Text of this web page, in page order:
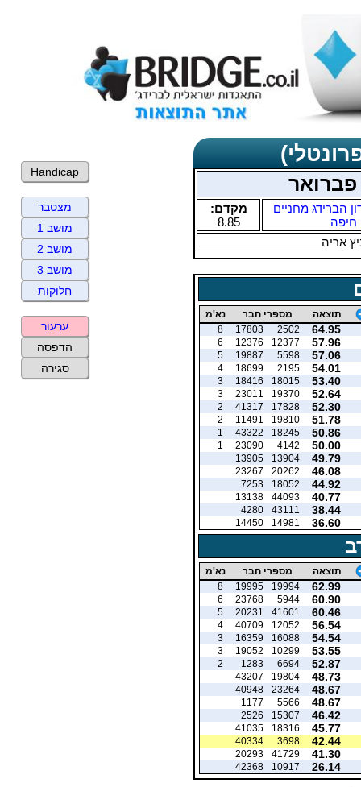
פברואר
הברידג מחניים
חיפה
מקדם:
8.85
אריה
תוצאה מספרי חבר נא'מ
64.95
2502
17803
8
57.96
12377
12376
6
57.06
5598
19887
5
54.01
2195
18699
4
53.40
18015
18416
3
52.64
19370
23011
3
52.30
17828
41317
2
51.78
19810
11491
2
50.86
18245
43322
1
50.00
4142
23090
1
49.79
13904
13905
46.08
20262
23267
44.92
18052
7253
40.77
44093
13138
38.44
43111
4280
36.60
14981
14450
תוצאה מספרי חבר נא'מ
62.99
19994
19995
8
60.90
5944
23768
6
60.46
41601
20231
5
56.54
12052
40709
4
54.54
16088
16359
3
53.55
10299
19052
3
52.87
6694
1283
2
48.73
19804
43207
48.67
23264
40948
48.67
5566
1177
46.42
15307
2526
45.77
18316
41035
42.44
3698
40334
41.30
41729
20293
26.14
10917
42368
Handicap
מצטבר
מושב 1
מושב 2
מושב 3
חלוקות
ערעור
הדפסה
סגירה